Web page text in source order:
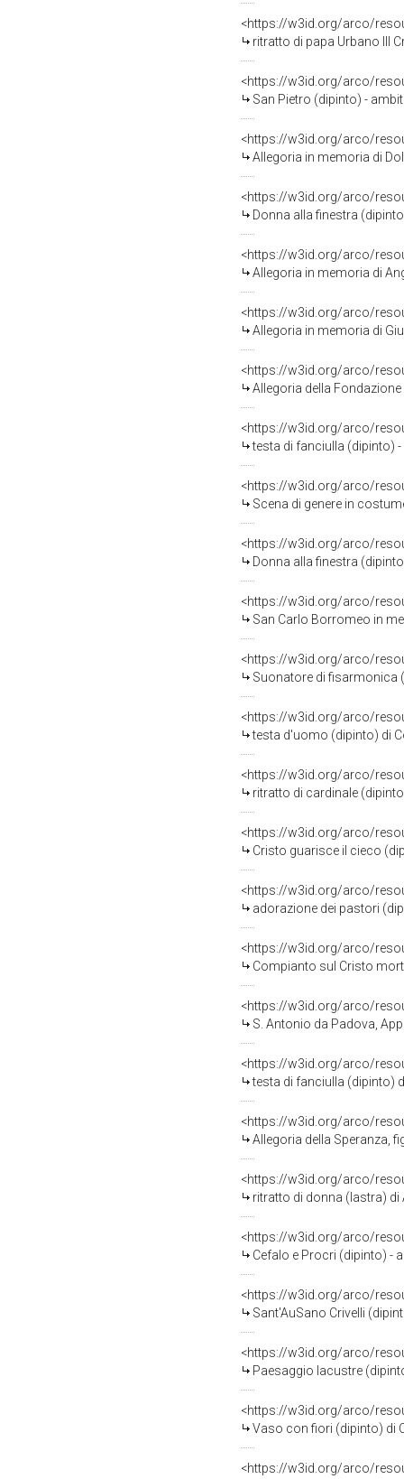
<https://w3id.org/arco/
ritratto di papa Urbano III
<https://w3id.org/arco/
San Pietro (dipinto) -
<https://w3id.org/arco/
Allegoria in memoria di
<https://w3id.org/arco/
Donna alla finestra
<https://w3id.org/arco/
Allegoria in memoria di Angela
<https://w3id.org/arco/
Allegoria in memoria di
<https://w3id.org/arco/
Allegoria della Fondazione dell'Istituto dei
<https://w3id.org/arco/
testa di fanciulla (dipinto)
<https://w3id.org/arco/
Scena di genere in
<https://w3id.org/arco/
Donna alla finestra
<https://w3id.org/arco/
San Carlo Borromeo in
<https://w3id.org/arco/
Suonatore di fisarmonica
<https://w3id.org/arco/
testa d'uomo (dipinto) di
<https://w3id.org/arco/
ritratto di cardinale
<https://w3id.org/arco/
Cristo guarisce il cieco
<https://w3id.org/arco/
adorazione dei pastori
<https://w3id.org/arco/
Compianto sul Cristo
<https://w3id.org/arco/
S. Antonio da Padova,
<https://w3id.org/arco/
testa di fanciulla (dipinto)
<https://w3id.org/arco/
Allegoria della Speranza,
<https://w3id.org/arco/
ritratto di donna (lastra)
<https://w3id.org/arco/
Cefalo e Procri (dipinto) -
<https://w3id.org/arco/
Sant'AuSano Crivelli
<https://w3id.org/arco/
Paesaggio lacustre
<https://w3id.org/arco/
Vaso con fiori (dipinto) di
<https://w3id.org/arco/